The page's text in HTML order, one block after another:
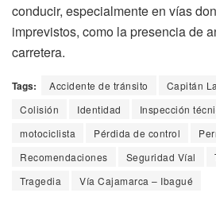
conducir, especialmente en vías
imprevistos, como la presencia de
carretera.
Tags: Accidente de tránsito
Capitán
Colisión
Identidad Inspección
motociclista
Pérdida de control
Recomendaciones
Seguridad Víal
Tragedia
Vía Cajamarca – Ibagué